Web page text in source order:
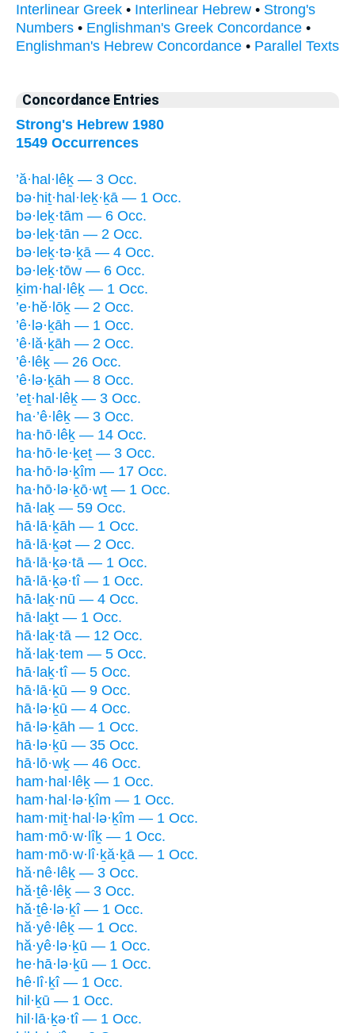
Interlinear Greek • Interlinear Hebrew • Strong's
Numbers • Englishman's Greek Concordance •
Englishman's Hebrew Concordance • Parallel Texts
Concordance Entries
Strong's Hebrew 1980
1549 Occurrences
’ă·hal·lêḵ — 3 Occ.
bə·hiṯ·hal·leḵ·ḵā — 1 Occ.
bə·leḵ·tām — 6 Occ.
bə·leḵ·tān — 2 Occ.
bə·leḵ·tə·ḵā — 4 Occ.
bə·leḵ·tōw — 6 Occ.
ḵim·hal·lêḵ — 1 Occ.
’e·hĕ·lōḵ — 2 Occ.
’ê·lə·ḵāh — 1 Occ.
’ê·lă·ḵāh — 2 Occ.
’ê·lêḵ — 26 Occ.
’ê·lə·ḵāh — 8 Occ.
’eṯ·hal·lêḵ — 3 Occ.
ha·’ê·lêḵ — 3 Occ.
ha·hō·lêḵ — 14 Occ.
ha·hō·le·ḵeṯ — 3 Occ.
ha·hō·lə·ḵîm — 17 Occ.
ha·hō·lə·ḵō·wṯ — 1 Occ.
hā·laḵ — 59 Occ.
hā·lā·ḵāh — 1 Occ.
hā·lā·ḵət — 2 Occ.
hā·lā·ḵə·tā — 1 Occ.
hā·lā·ḵə·tî — 1 Occ.
hā·laḵ·nū — 4 Occ.
hā·laḵt — 1 Occ.
hā·laḵ·tā — 12 Occ.
hă·laḵ·tem — 5 Occ.
hā·laḵ·tî — 5 Occ.
hā·lā·ḵū — 9 Occ.
hā·lə·ḵū — 4 Occ.
hā·lə·ḵāh — 1 Occ.
hā·lə·ḵū — 35 Occ.
hā·lō·wḵ — 46 Occ.
ham·hal·lêḵ — 1 Occ.
ham·hal·lə·ḵîm — 1 Occ.
ham·miṯ·hal·lə·ḵîm — 1 Occ.
ham·mō·w·lîḵ — 1 Occ.
ham·mō·w·lî·ḵă·ḵā — 1 Occ.
hă·nê·lêḵ — 3 Occ.
hă·ṯê·lêḵ — 3 Occ.
hă·ṯê·lə·ḵî — 1 Occ.
hă·yê·lêḵ — 1 Occ.
hă·yê·lə·ḵū — 1 Occ.
he·hā·lə·ḵū — 1 Occ.
hê·lî·ḵî — 1 Occ.
hil·ḵū — 1 Occ.
hil·lā·ḵə·tî — 1 Occ.